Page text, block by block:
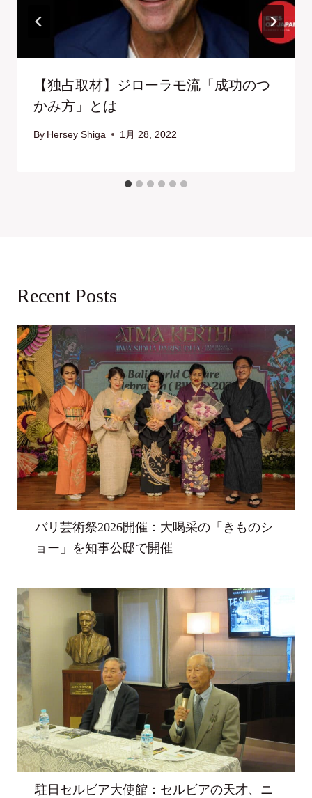
【独占取材】ジローラモ流「成功のつ
かみ方」とは
By Hersey Shiga 1月 28, 2022
Recent Posts
バリ芸術祭2026開催：大喝采の「きものシ
ョー」を知事公邸で開催
駐日セルビア大使館：セルビアの天才、ニ